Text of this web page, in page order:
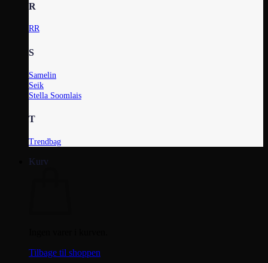
R
RR
S
Samelin
Seik
Stella Soomlais
T
Trendbag
Kurv
Tilbage til shoppen